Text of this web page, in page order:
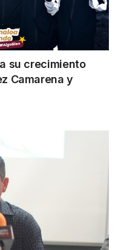
su crecimiento
Camarena y